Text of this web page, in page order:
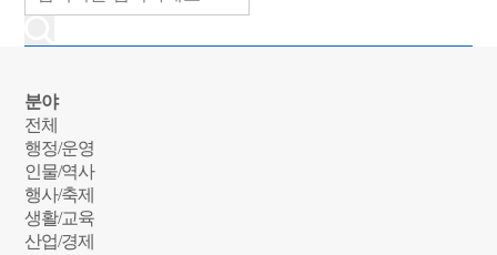
분야
전체
행정/운영
인물/역사
행사/축제
생활/교육
산업/경제